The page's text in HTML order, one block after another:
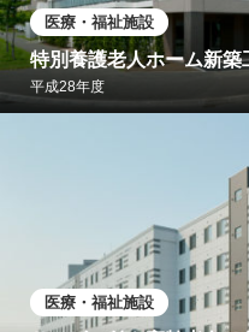
医療・福祉施設
特別養護老人ホーム新
平成28年度
医療・福祉施設